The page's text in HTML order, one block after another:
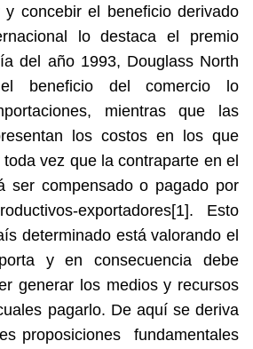
concebir el beneficio derivado
lo destaca el premio
del año 1993, Douglass North
beneficio del comercio lo
mientras que las
los costos en los que
vez que la contraparte en el
ser compensado o pagado por
exportadores[1]. Esto
determinado está valorando el
y en consecuencia debe
generar los medios y recursos
pagarlo. De aquí se deriva
proposiciones fundamentales